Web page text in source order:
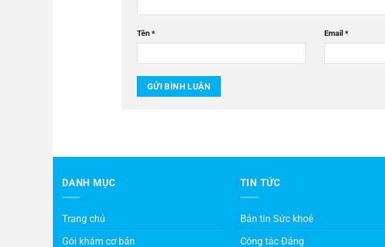
Tên * Email *
DANH MỤC
Trang chủ
Gói khám cơ bản
TIN TỨC
Bản tin Sức khoẻ
Công tác Đảng